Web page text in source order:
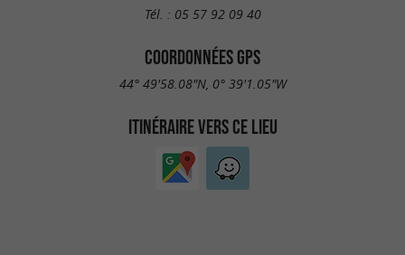
Tél. : 05 57 92 09 40
COORDONNÉES GPS
44° 49'58.08"N, 0° 39'1.05"W
ITINÉRAIRE VERS CE LIEU